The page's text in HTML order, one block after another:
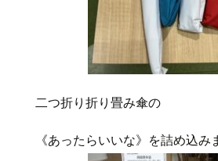
二つ折り折り畳み傘の
《あったらいいな》を詰め込み